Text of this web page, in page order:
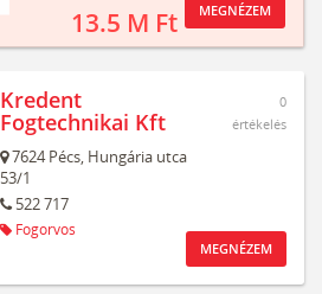
13.5 M Ft MEGNÉZEM
Kredent
Fogtechnikai Kft
7624 Pécs, Hungária utca
53/1
522 717
Fogorvos
0
értékelés
MEGNÉZEM